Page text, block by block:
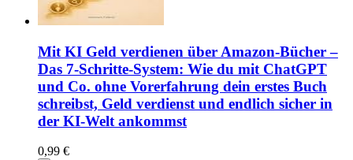
Mit KI Geld verdienen über Amazon-Bücher –
Das 7-Schritte-System: Wie du mit ChatGPT
und Co. ohne Vorerfahrung dein erstes Buch
schreibst, Geld verdienst und endlich sicher in
der KI-Welt ankommst
0,99 €